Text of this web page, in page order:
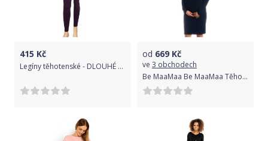
415 Kč
Legíny těhotenské - DLOUHÉ fialové velikost XXXL
od 669 Kč
ve 3 obchodech
Be MaaMaa Be MaaMaa Těhotenské/kojící šaty s volánkem, dlouhý rukáv - granátové, vel. L